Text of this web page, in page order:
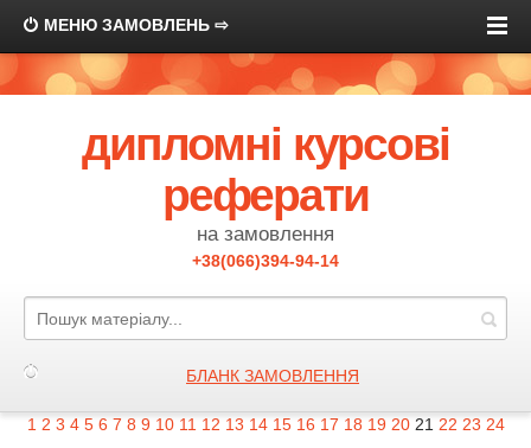
МЕНЮ ЗАМОВЛЕНЬ ⇨
дипломні курсові
реферати
на замовлення
+38(066)394-94-14
БЛАНК ЗАМОВЛЕННЯ
1 2 3 4 5 6 7 8 9 10 11 12 13 14 15 16 17 18 19 2021 22 23 24